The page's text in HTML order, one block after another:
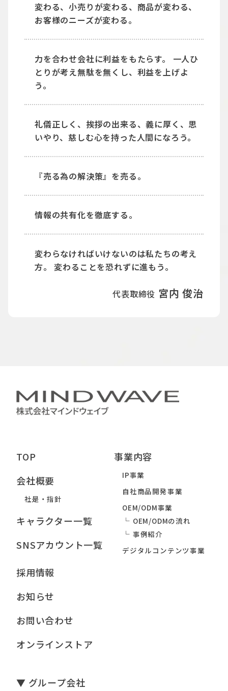
変わる、小売りが変わる、商品が変わる、
お客様のニーズが変わる。
力を合わせ会社に利益をもたらす。 一人ひ
とりが考え無駄を無くし、利益を上げよ
う。
礼儀正しく、挨拶の出来る、義に厚く、思
いやり、慈しむ心を持った人間になろう。
『売る為の解決策』を売る。
情報の共有化を徹底する。
変わらなければいけないのは私たちの考え
方。 変わることを恐れずに進もう。
代表取締役 宮内 俊治
TOP
会社概要
社是・指針
キャラクター一覧
SNSアカウント一覧
事業内容
IP事業
自社商品開発事業
OEM/ODM事業
OEM/ODMの流れ
事例紹介
デジタルコンテンツ事業
採用情報
お知らせ
お問い合わせ
オンラインストア
▼ グループ会社